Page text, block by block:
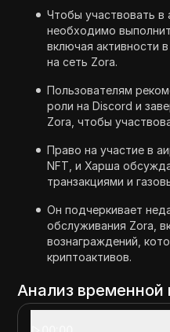
Чтобы участвовать в
необходимо
включая активности
на сеть Zora.
Пользователям
роли на Discord и
Zora, чтобы
Право на участие в
NFT, и Харша
транзакциями и
Он подчеркивает
обслуживания Zora,
вознаграждений,
криптоактивов.
Анализ